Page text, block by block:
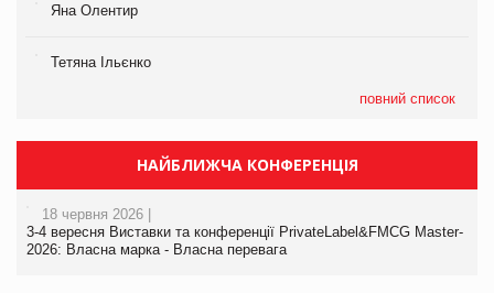
Яна Олентир
Тетяна Ільєнко
повний список
НАЙБЛИЖЧА КОНФЕРЕНЦІЯ
18 червня 2026 |
3-4 вересня Виставки та конференції PrivateLabel&FMCG Master-
2026: Власна марка - Власна перевага